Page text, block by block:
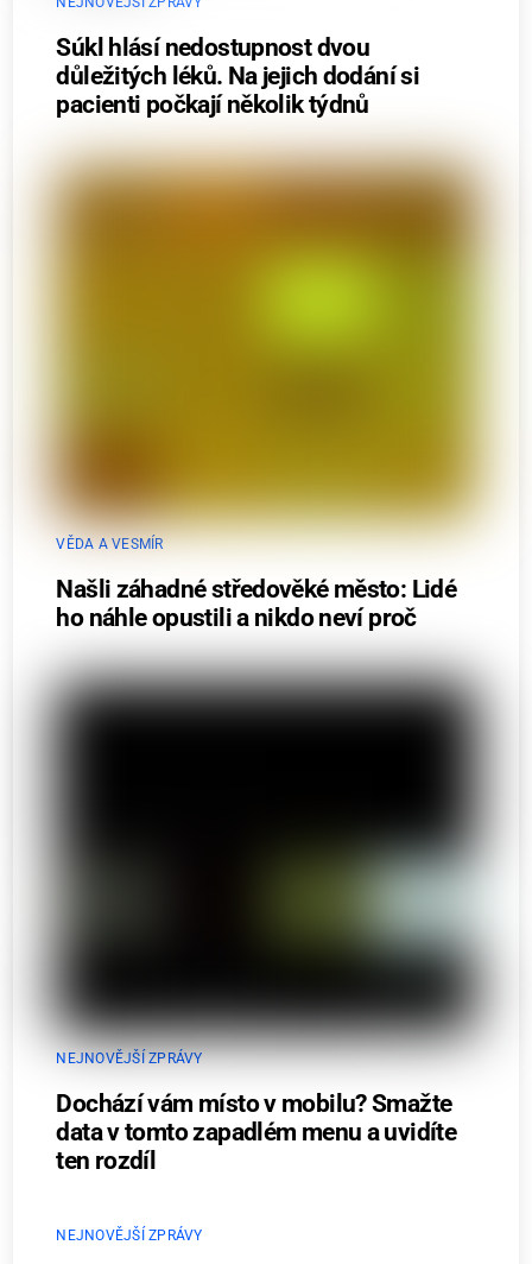
Súkl hlásí nedostupnost dvou
důležitých léků. Na jejich dodání si
pacienti počkají několik týdnů
VĚDA A VESMÍR
Našli záhadné středověké město: Lidé
ho náhle opustili a nikdo neví proč
NEJNOVĚJŠÍ ZPRÁVY
Dochází vám místo v mobilu? Smažte
data v tomto zapadlém menu a uvidíte
ten rozdíl
NEJNOVĚJŠÍ ZPRÁVY